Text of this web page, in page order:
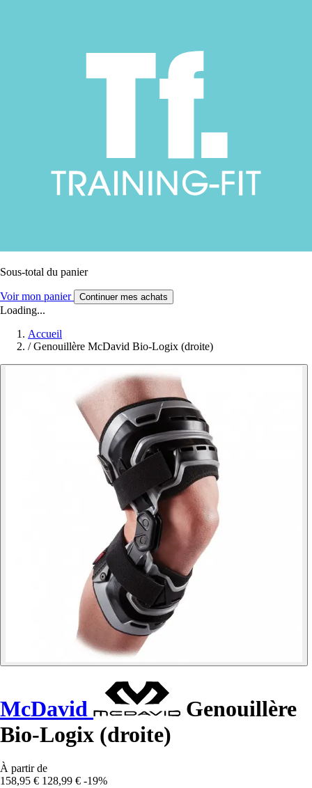
Sous-total du panier
Voir mon panier Continuer mes achats
Loading...
Accueil
/ Genouillère McDavid Bio-Logix (droite)
McDavid
Genouillère
Bio-Logix (droite)
À partir de
158,95 € 128,99 € -19%